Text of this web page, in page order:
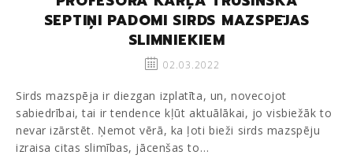
SEPTIŅI PADOMI SIRDS MAZSPĒJAS
SLIMNIEKIEM
02.03.2022
Sirds mazspēja ir diezgan izplatīta, un, novecojot
sabiedrībai, tai ir tendence kļūt aktuālākai, jo visbiežāk to
nevar izārstēt. Ņemot vērā, ka ļoti bieži sirds mazspēju
izraisa citas slimības, jācenšas to…